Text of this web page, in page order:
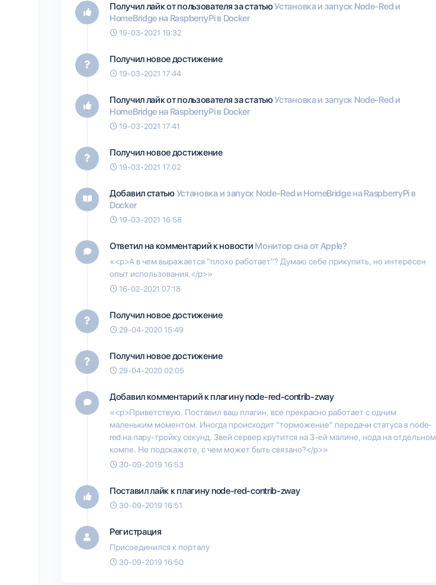
Получил лайк от пользователяза статьюУстановка и запуск Node-Red и
HomeBridge на RaspberryPi в Docker
19-03-2021 19:32
Получил новое достижение
19-03-2021 17:44
Получил лайк от пользователяза статьюУстановка и запуск Node-Red и
HomeBridge на RaspberryPi в Docker
19-03-2021 17:41
Получил новое достижение
19-03-2021 17:02
Добавил статьюУстановка и запуск Node-Red и HomeBridge на RaspberryPi в
Docker
19-03-2021 16:58
Ответил на комментарий к новости Монитор сна от Apple?
«<p>А в чем выражается "плохо работает"? Думаю себе прикупить, но интересен
опыт использования.</p>»
16-02-2021 07:18
Получил новое достижение
29-04-2020 15:49
Получил новое достижение
29-04-2020 02:05
Добавил комментарий к плагинуnode-red-contrib-zway
«<p>Приветствую. Поставил ваш плагин, все прекрасно работает с одним
маленьким моментом. Иногда происходит "торможение" передачи статуса в node-
red на пару-тройку секунд. Звей сервер крутится на 3-ей малине, нода на отдельном
компе. Не подскажете, с чем может быть связано?</p>»
30-09-2019 16:53
Поставил лайк к плагинуnode-red-contrib-zway
30-09-2019 16:51
Регистрация
Присоединился к порталу
30-09-2019 16:50